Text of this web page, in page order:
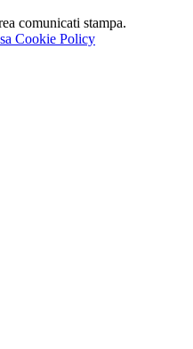
comunicati stampa.
Cookie Policy